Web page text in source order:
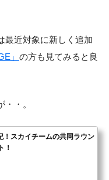
最近対象に新しく追加
」 の方も見てみると良
・。
！スカイチームの共同ラウン
！